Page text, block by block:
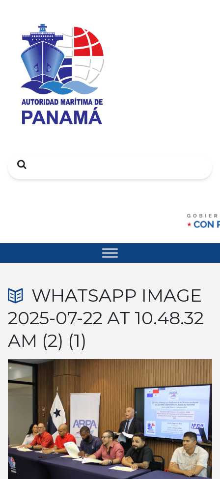
Search
WHATSAPP IMAGE
2025-07-22 AT 10.48.32
AM (2) (1)